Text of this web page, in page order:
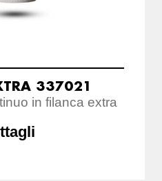
337021
in filanca extra